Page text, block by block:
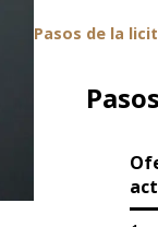
Pasos de la